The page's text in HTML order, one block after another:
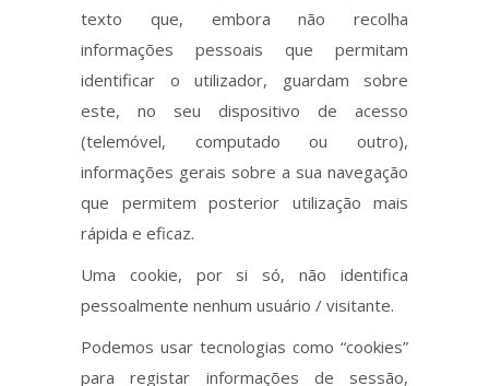
texto que, embora não recolha
informações pessoais que permitam
identificar o utilizador, guardam sobre
este, no seu dispositivo de acesso
(telemóvel, computado ou outro),
informações gerais sobre a sua navegação
que permitem posterior utilização mais
rápida e eficaz.
Uma cookie, por si só, não identifica
pessoalmente nenhum usuário / visitante.
Podemos usar tecnologias como “cookies”
para registar informações de sessão,